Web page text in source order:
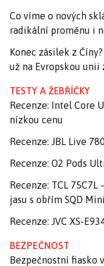
Co víme o nových
radikální proměnu i
Konec zásilek z
už na Evropskou
TESTY A ŽEBŘÍČKY
Recenze: Intel Core
nízkou cenu
Recenze: JBL Live
Recenze: O2 Pods
Recenze: TCL
jasu s obřím SQD
Recenze: JVC XS-
BEZPEČNOST
Bezpečnostní fiasko